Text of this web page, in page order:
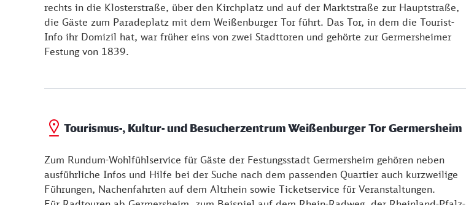
rechts in die Klosterstraße, über den Kirchplatz und auf der Marktstraße zur Hauptstraße,
die Gäste zum Paradeplatz mit dem Weißenburger Tor führt. Das Tor, in dem die Tourist-
Info ihr Domizil hat, war früher eins von zwei Stadttoren und gehörte zur Germersheimer
Festung von 1839.
Tourismus-, Kultur- und Besucherzentrum Weißenburger Tor Germersheim
Zum Rundum-Wohlfühlservice für Gäste der Festungsstadt Germersheim gehören neben
ausführliche Infos und Hilfe bei der Suche nach dem passenden Quartier auch kurzweilige
Führungen, Nachenfahrten auf dem Altrhein sowie Ticketservice für Veranstaltungen.